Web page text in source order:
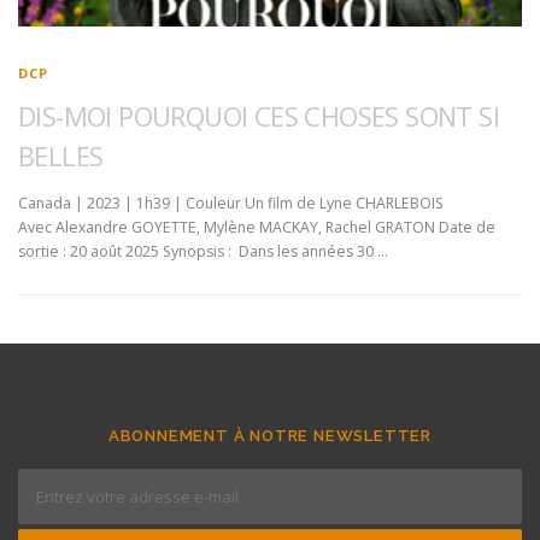
DCP
DIS-MOI POURQUOI CES CHOSES SONT SI
BELLES
Canada | 2023 | 1h39 | Couleur Un film de Lyne CHARLEBOIS
Avec Alexandre GOYETTE, Mylène MACKAY, Rachel GRATON Date de
sortie : 20 août 2025 Synopsis : Dans les années 30 …
ABONNEMENT À NOTRE NEWSLETTER